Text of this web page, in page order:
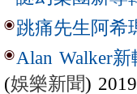
跳痛先生阿希
Alan Walker
(娛樂新聞)